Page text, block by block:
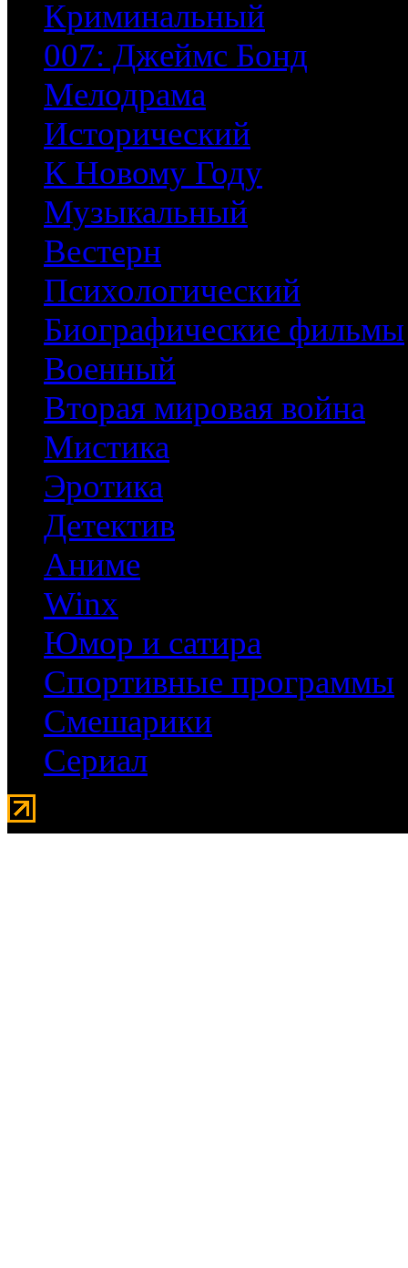
Криминальный
007: Джеймс Бонд
Мелодрама
Исторический
К Новому Году
Музыкальный
Вестерн
Психологический
Биографические фильмы
Военный
Вторая мировая война
Мистика
Эротика
Детектив
Аниме
Winx
Юмор и сатира
Спортивные программы
Смешарики
Сериал
Мувидом - аренда